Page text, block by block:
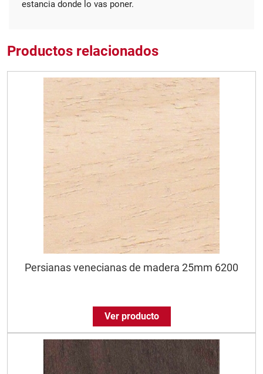
estancia donde lo vas poner.
Productos relacionados
Persianas venecianas de madera 25mm 6200
Ver producto